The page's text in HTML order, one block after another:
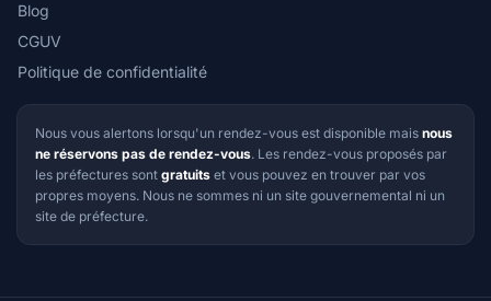
Blog
CGUV
Politique de confidentialité
Nous vous alertons lorsqu'un rendez-vous est disponible mais nous
ne réservons pas de rendez-vous. Les rendez-vous proposés par
les préfectures sont gratuits et vous pouvez en trouver par vos
propres moyens. Nous ne sommes ni un site gouvernemental ni un
site de préfecture.